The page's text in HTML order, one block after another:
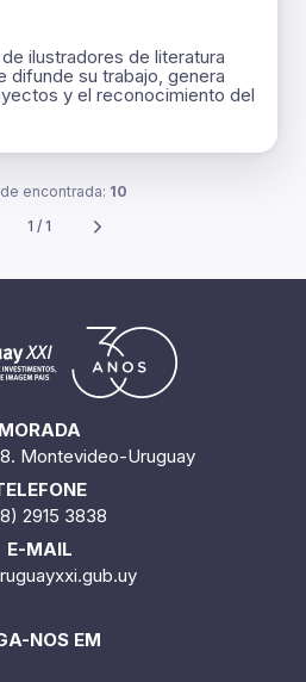
ilustradores de literatura
difunde su trabajo, genera
y el reconocimiento del
encontrada: 10
1 / 1
MORADA
Montevideo-Uruguay
2915 3838
E-MAIL
NOS EM